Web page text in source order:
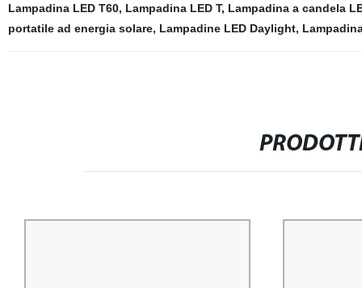
Lampadina LED T60, Lampadina LED T, Lampadina a candela
portatile ad energia solare, Lampadine LED Daylight,